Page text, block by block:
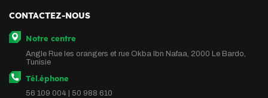
CONTACTEZ-NOUS
Notre centre
Angle Rue les orangers et rue Okba Ibn Nafaa, 2000 Le Bardo,
Tunisie
Tél.éphone
56 109 004 | 50 988 610